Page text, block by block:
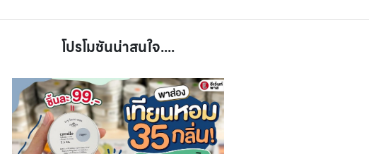
โปรโมชันน่าสนใจ....